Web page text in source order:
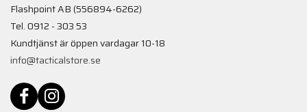
Flashpoint AB (556894-6262)
Tel. 0912 - 303 53
Kundtjänst är öppen vardagar 10-18
info@tacticalstore.se